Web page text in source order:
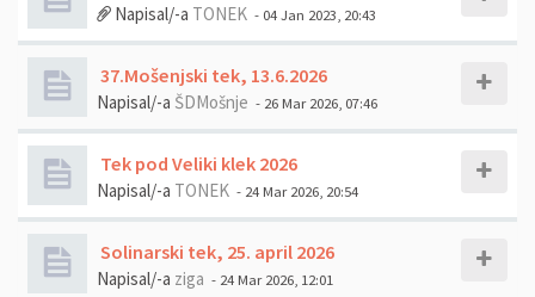
Napisal/-a TONEK - 04 Jan 2023, 20:43
37.Mošenjski tek, 13.6.2026
Napisal/-a ŠDMošnje - 26 Mar 2026, 07:46
Tek pod Veliki klek 2026
Napisal/-a TONEK - 24 Mar 2026, 20:54
Solinarski tek, 25. april 2026
Napisal/-a ziga - 24 Mar 2026, 12:01